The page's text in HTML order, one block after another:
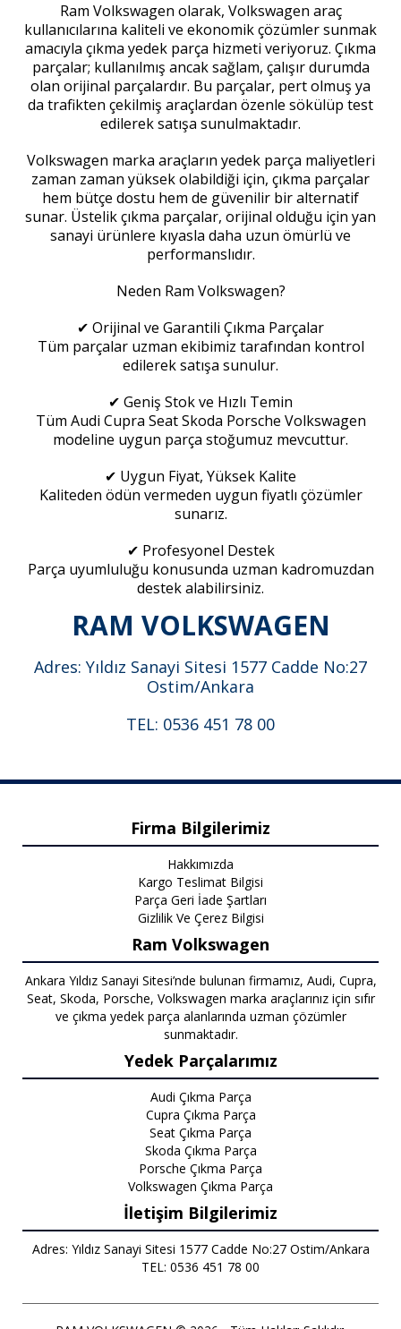
Ram Volkswagen olarak, Volkswagen araç
kullanıcılarına kaliteli ve ekonomik çözümler sunmak
amacıyla çıkma yedek parça hizmeti veriyoruz. Çıkma
parçalar; kullanılmış ancak sağlam, çalışır durumda
olan orijinal parçalardır. Bu parçalar, pert olmuş ya
da trafikten çekilmiş araçlardan özenle sökülüp test
edilerek satışa sunulmaktadır.
Volkswagen marka araçların yedek parça maliyetleri
zaman zaman yüksek olabildiği için, çıkma parçalar
hem bütçe dostu hem de güvenilir bir alternatif
sunar. Üstelik çıkma parçalar, orijinal olduğu için yan
sanayi ürünlere kıyasla daha uzun ömürlü ve
performanslıdır.
Neden Ram Volkswagen?
✔ Orijinal ve Garantili Çıkma Parçalar
Tüm parçalar uzman ekibimiz tarafından kontrol
edilerek satışa sunulur.
✔ Geniş Stok ve Hızlı Temin
Tüm Audi Cupra Seat Skoda Porsche Volkswagen
modeline uygun parça stoğumuz mevcuttur.
✔ Uygun Fiyat, Yüksek Kalite
Kaliteden ödün vermeden uygun fiyatlı çözümler
sunarız.
✔ Profesyonel Destek
Parça uyumluluğu konusunda uzman kadromuzdan
destek alabilirsiniz.
RAM VOLKSWAGEN
Adres: Yıldız Sanayi Sitesi 1577 Cadde No:27
Ostim/Ankara
TEL: 0536 451 78 00
Firma Bilgilerimiz
Hakkımızda
Kargo Teslimat Bilgisi
Parça Geri İade Şartları
Gizlilik Ve Çerez Bilgisi
Ram Volkswagen
Ankara Yıldız Sanayi Sitesi’nde bulunan firmamız, Audi, Cupra,
Seat, Skoda, Porsche, Volkswagen marka araçlarınız için sıfır
ve çıkma yedek parça alanlarında uzman çözümler
sunmaktadır.
Yedek Parçalarımız
Audi Çıkma Parça
Cupra Çıkma Parça
Seat Çıkma Parça
Skoda Çıkma Parça
Porsche Çıkma Parça
Volkswagen Çıkma Parça
İletişim Bilgilerimiz
Adres: Yıldız Sanayi Sitesi 1577 Cadde No:27 Ostim/Ankara
TEL: 0536 451 78 00